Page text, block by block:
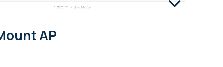
1350 Mbit/s
AP